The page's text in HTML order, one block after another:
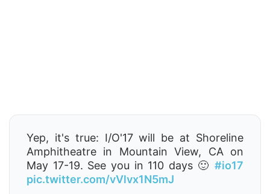
Yep, it's true: I/O'17 will be at Shoreline
Amphitheatre in Mountain View, CA on
May 17-19. See you in 110 days 🙂 #io17
pic.twitter.com/vVlvx1N5mJ